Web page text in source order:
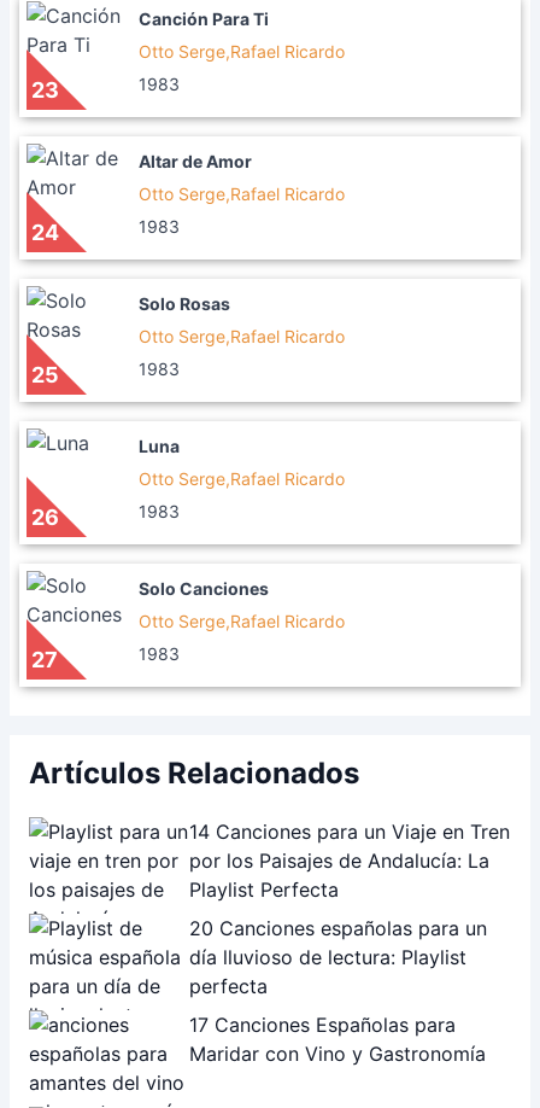
23
Canción Para Ti
Otto Serge,Rafael Ricardo
1983
24
Altar de Amor
Otto Serge,Rafael Ricardo
1983
25
Solo Rosas
Otto Serge,Rafael Ricardo
1983
26
Luna
Otto Serge,Rafael Ricardo
1983
27
Solo Canciones
Otto Serge,Rafael Ricardo
1983
Artículos Relacionados
14 Canciones para un Viaje en Tren
por los Paisajes de Andalucía: La
Playlist Perfecta
20 Canciones españolas para un
día lluvioso de lectura: Playlist
perfecta
17 Canciones Españolas para
Maridar con Vino y Gastronomía